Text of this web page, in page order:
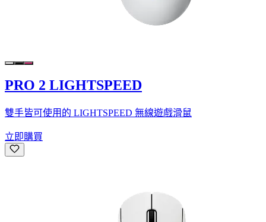
PRO 2 LIGHTSPEED
雙手皆可使用的 LIGHTSPEED 無線遊戲滑鼠
立即購買